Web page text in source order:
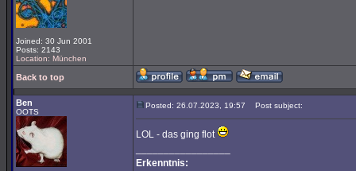
Joined: 30 Jun 2001
Posts: 2143
Location: München
Back to top
Ben
OOTS
Posted: 26.07.2023, 19:57 Post subject:
LOL - das ging flot
Erkenntnis: